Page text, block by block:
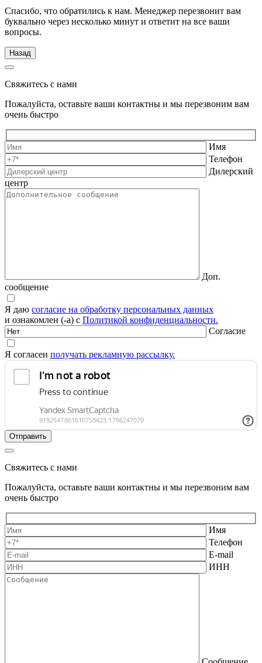
Спасибо, что обратились к нам. Менеджер перезвонит вам
буквально через несколько минут и ответит на все ваши
вопросы.
Назад
Свяжитесь с нами
Пожалуйста, оставьте ваши контактны и мы перезвоним вам
очень быстро
Имя
Телефон
Дилерский
центр
Доп.
сообщение
Я даю согласие на обработку персональных данных
и ознакомлен (-а) с Политикой конфиденциальности.
Согласие
Я согласен получать рекламную рассылку.
Свяжитесь с нами
Пожалуйста, оставьте ваши контактны и мы перезвоним вам
очень быстро
Имя
Телефон
E-mail
ИНН